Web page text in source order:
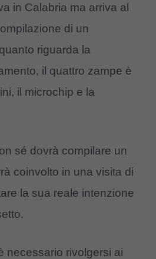
in Calabria ma arriva al
di un
riguarda la
il quattro zampe è
il microchip e la
sé dovrà compilare un
coinvolto in una visita di
la sua reale intenzione
necessario rivolgersi ai